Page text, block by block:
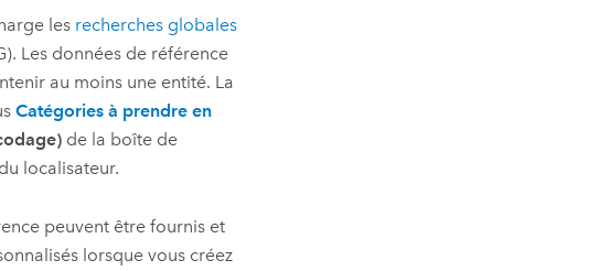
les recherches globales
Les données de référence
au moins une entité. La
Catégories à prendre en
de la boîte de
localisateur.
peuvent être fournis et
lorsque vous créez